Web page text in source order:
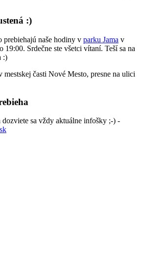
:)
prebiehajú naše hodiny v parku Jama v
19:00. Srdečne ste všetci vítaní. Teší sa na
:)
mestskej časti Nové Mesto, presne na ulici
dozviete sa vždy aktuálne infošky ;-) -